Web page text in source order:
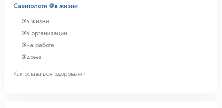
Саентологи @в жизни
@в жизни
@в организации
@на работе
@дома
Как оставаться здоровыми